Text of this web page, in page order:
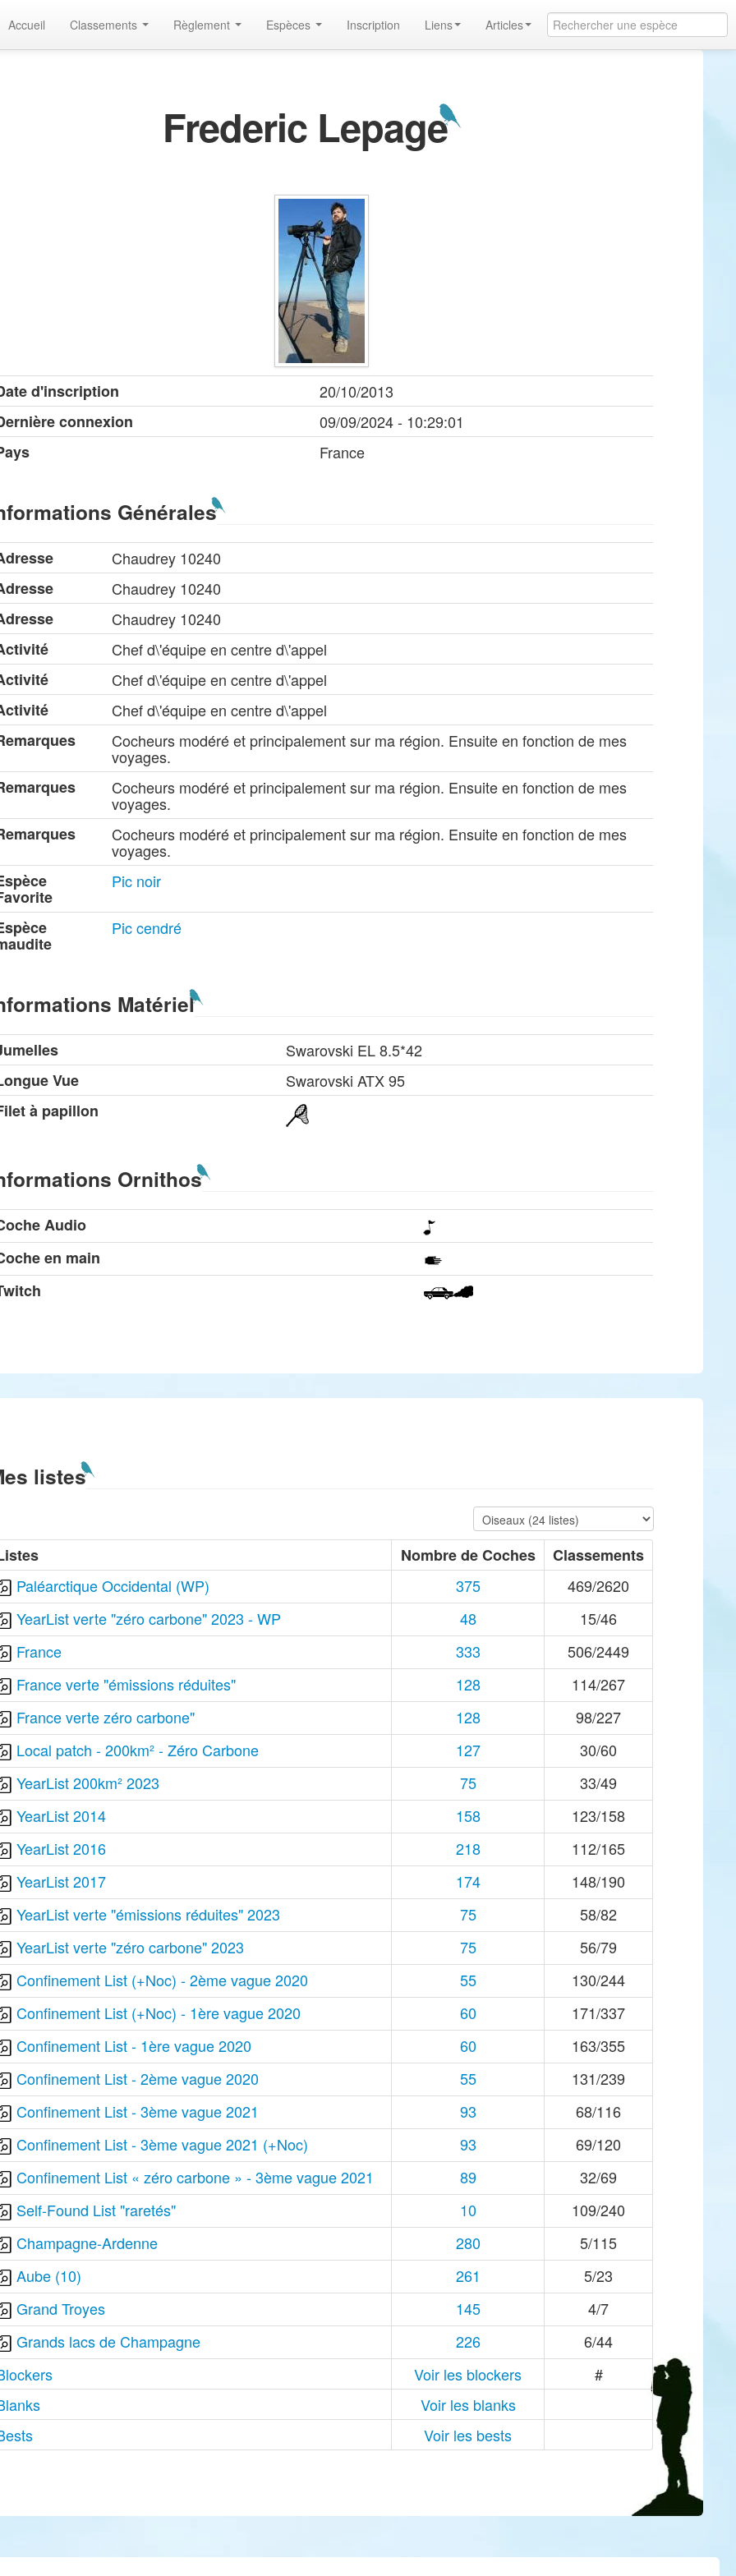
Accueil Classements Règlement Espèces Inscription Liens Articles
Frederic Lepage
d'inscription
20/10/2013
connexion
09/09/2024 - 10:29:01
France
Générales
Chaudrey 10240
Chaudrey 10240
Chaudrey 10240
Chef d\'équipe en centre d\'appel
Chef d\'équipe en centre d\'appel
Chef d\'équipe en centre d\'appel
Cocheurs modéré et principalement sur ma région. Ensuite en fonction de mes
voyages.
Cocheurs modéré et principalement sur ma région. Ensuite en fonction de mes
voyages.
Cocheurs modéré et principalement sur ma région. Ensuite en fonction de mes
voyages.
Pic noir
Pic cendré
Matériel
Swarovski EL 8.5*42
Vue
Swarovski ATX 95
à papillon
Ornithos
Audio
en main
listes
Nombre de Coches
Classements
Paléarctique Occidental (WP)
375
469/2620
YearList verte "zéro carbone" 2023 - WP
48
15/46
France
333
506/2449
France verte "émissions réduites"
128
114/267
France verte zéro carbone"
128
98/227
Local patch - 200km² - Zéro Carbone
127
30/60
YearList 200km² 2023
75
33/49
YearList 2014
158
123/158
YearList 2016
218
112/165
YearList 2017
174
148/190
YearList verte "émissions réduites" 2023
75
58/82
YearList verte "zéro carbone" 2023
75
56/79
Confinement List (+Noc) - 2ème vague 2020
55
130/244
Confinement List (+Noc) - 1ère vague 2020
60
171/337
Confinement List - 1ère vague 2020
60
163/355
Confinement List - 2ème vague 2020
55
131/239
Confinement List - 3ème vague 2021
93
68/116
Confinement List - 3ème vague 2021 (+Noc)
93
69/120
Confinement List « zéro carbone » - 3ème vague 2021
89
32/69
Self-Found List "raretés"
10
109/240
Champagne-Ardenne
280
5/115
Aube (10)
261
5/23
Grand Troyes
145
4/7
Grands lacs de Champagne
226
6/44
Voir les blockers
#
Voir les blanks
Voir les bests